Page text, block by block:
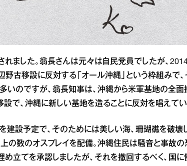
ました。翁長さんは元々は自民党員でしたが、
野古移設に反対する「オール沖縄」という枠組みで
多いのですが、翁長知事は、沖縄から米軍基地の全
で、沖縄に新しい基地を造ることに反対を唱えてい
設予定で、そのためには美しい海、珊瑚礁を破壊
の数のオスプレイを配備。沖縄住民は騒音と事故の
立てを承認しましたが、それを撤回するべく、国に